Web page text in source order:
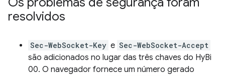
resolvidos
Sec-WebSocket-Key e Sec-WebSocket-Accept
são adicionados no lugar das três chaves do HyBi
00. O navegador fornece um número gerado